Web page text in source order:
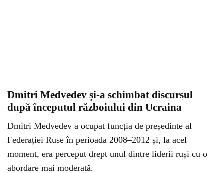
Dmitri Medvedev și-a schimbat discursul
după începutul războiului din Ucraina
Dmitri Medvedev a ocupat funcția de președinte al
Federației Ruse în perioada 2008–2012 și, la acel
moment, era perceput drept unul dintre liderii ruși cu o
abordare mai moderată.